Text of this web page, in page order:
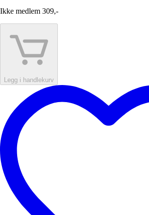
Ikke medlem 309,-
Legg i handlekurv